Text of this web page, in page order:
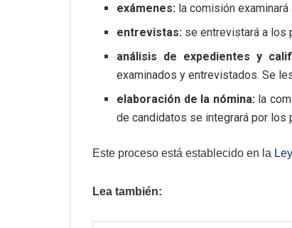
exámenes: la comisión
entrevistas: se entrevistará a los
análisis de expedientes y
examinados y entrevistados. Se
elaboración de la nómina:la
de candidatos se integrará por los
Este proceso está establecido en la
Lea también: